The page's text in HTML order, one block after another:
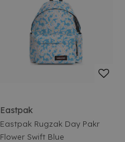
Eastpak
Eastpak Rugzak Day Pakr
Flower Swift Blue